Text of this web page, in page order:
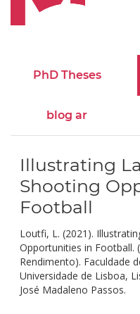
PhD Theses
blog ar
Illustrating
Shooting
Football
Loutfi, L. (2021).
Opportunities in Football.
Rendimento). Faculdade
Universidade de Lisboa,
José Madaleno Passos.